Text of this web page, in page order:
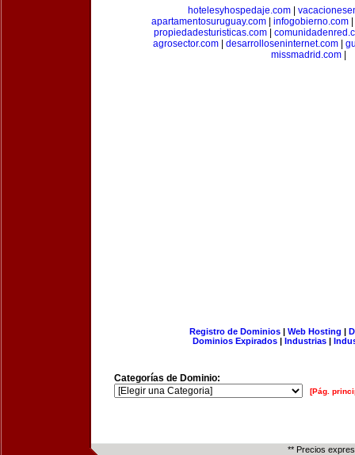
hotelesyhospedaje.com
apartamentosuruguay.com
infogobierno.com
propiedadesturisticas.com|
agrosector.com
desarrolloseninternet.com
missmadrid.com|
Registro de Dominios| Web Hosting |
Dominios Expirados | Industrias |
Categorías de Dominio:
[Pág.
** Precios